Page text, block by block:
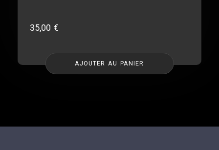
35,00€
AJOUTER AU PANIER